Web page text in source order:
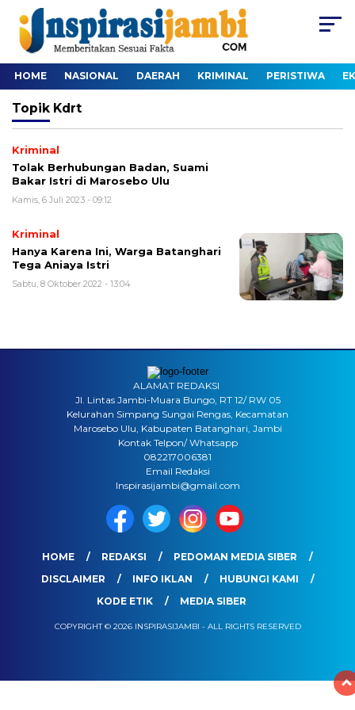
HOME NASIONAL DAERAH KRIMINAL PERISTIWA
Topik Kdrt
Kriminal
Tolak Berhubungan Badan, Suami
Bakar Istri di Marosebo Ulu
Kamis, 6 Juli 2023 - 09:12
Kriminal
Hanya Karena Ini, Warga Batanghari
Tega Aniaya Istri
Sabtu, 8 Oktober 2022 - 13:04
ALAMAT REDAKSI
Jl. Lintas Jambi-Muara Bungo, RT 12/ RW 05
Kelurahan Simpang Sungai Rengas, Kecamatan
Marosebo Ulu, Kabupaten Batanghari, Jambi
Kontak Telpon/ Whatsapp
082217006381
Email Redaksi
Inspirasijambi@gmail.com
HOME REDAKSI
PEDOMAN MEDIA SIBER
DISCLAIMER
INFO IKLAN
HUBUNGI KAMI
KODE ETIK
MEDIA SIBER
COPYRIGHT © 2026 INSPIRASIJAMBI - ALL RIGHTS RESERVED